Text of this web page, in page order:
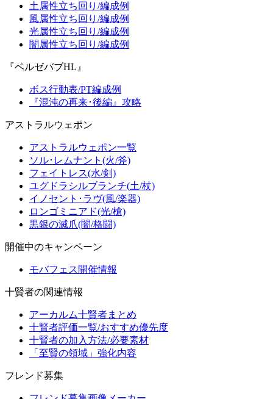
土属性立ち回り/編成例
風属性立ち回り/編成例
光属性立ち回り/編成例
闇属性立ち回り/編成例
『ベルゼバブHL』
ボス行動表/PT編成例
『混沌の再来･後編』攻略
アストラルウェポン
アストラルウェポン一覧
ソル･レムナント(火/斧)
フェイトレス(水/剣)
ユグドラシルブランチ(土/杖)
イノセント･ラヴ(風/楽器)
ロンゴミニアド(光/槍)
黒銀の滅爪(闇/格闘)
開催中のキャンペーン
モバフェス開催情報
十賢者の関連情報
アーカルム十賢者まとめ
十賢者評価一覧/おすすめ優先度
十賢者の加入方法/必要素材
「至賢の領域」強化内容
フレンド募集